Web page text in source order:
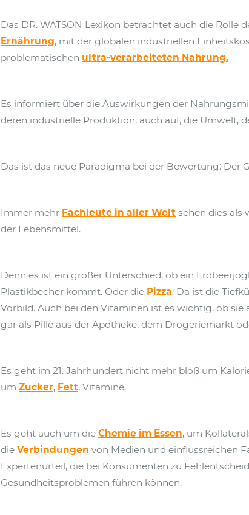
Das DR. WATSON Lexikon betrachtet auch die
Ernährung, mit der globalen industriellen
problematischen ultra-verarbeiteten Nahrung.
Es informiert über die Auswirkungen der
deren industrielle Produktion, auch auf, die Umwelt,
Das ist das neue Paradigma bei der Bewertung: Der
Immer mehr Fachleute in aller Welt sehen dies als
der Lebensmittel.
Denn es ist ein großer Unterschied, ob ein
Plastikbecher kommt. Oder die Pizza: Da ist die
Vorbild. Auch bei den Vitaminen ist es wichtig, ob sie
gar als Pille aus der Apotheke, dem Drogeriemarkt
Es geht im 21. Jahrhundert nicht mehr bloß um
um Zucker, Fett, Vitamine.
Es geht auch um die Chemie im Essen, um
die Verbindungen von Medien und einflussreichen
Expertenurteil, die bei Konsumenten zu
Gesundheitsproblemen führen können.